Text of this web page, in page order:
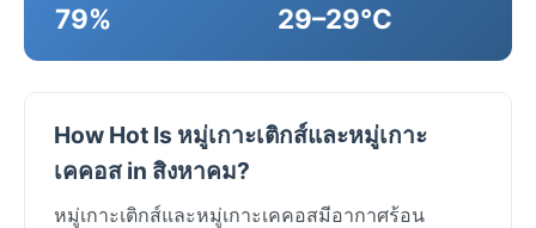
79% 29–29°C
How Hot Is หมู่เกาะเติกส์และหมู่เกาะ
เคคอส in สิงหาคม?
หมู่เกาะเติกส์และหมู่เกาะเคคอสมีอากาศร้อน